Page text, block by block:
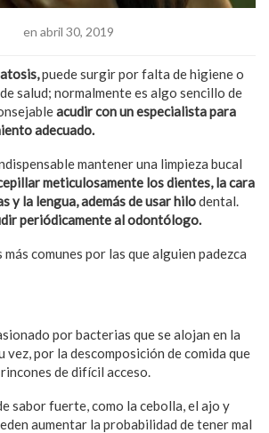
en abril 30, 2019
puede surgir por falta de higiene o
salud; normalmente es algo sencillo de
acudir con un especialista para
adecuado.
mantener una limpieza bucal
meticulosamente los dientes, la cara
y la lengua, además de usar hilodental.
periódicamente al odontólogo.
más comunes por las que alguien padezca
por bacterias que se alojan en la
vez, por la descomposición de comida que
de difícil acceso.
sabor fuerte, como la cebolla, el ajo y
aumentar la probabilidad de tener mal